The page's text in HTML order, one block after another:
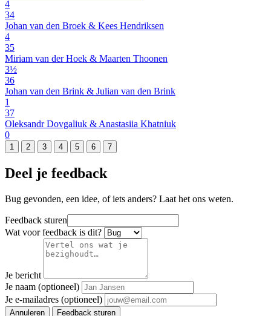
4
34
Johan van den Broek & Kees Hendriksen
4
35
Miriam van der Hoek & Maarten Thoonen
3½
36
Johan van den Brink & Julian van den Brink
1
37
Oleksandr Dovgaliuk & Anastasiia Khatniuk
0
1 2 3 4 5 6 7
Deel je feedback
Bug gevonden, een idee, of iets anders? Laat het ons weten.
Feedback sturen
Wat voor feedback is dit?
Je bericht
Je naam (optioneel)
Je e-mailadres (optioneel)
Annuleren Feedback sturen